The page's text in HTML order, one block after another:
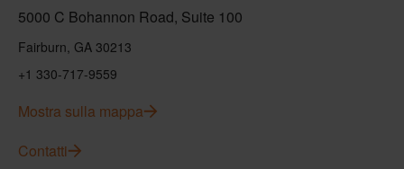
5000 C Bohannon Road, Suite 100
Fairburn, GA 30213
+1 330-717-9559
Mostra sulla mappa
Contatti